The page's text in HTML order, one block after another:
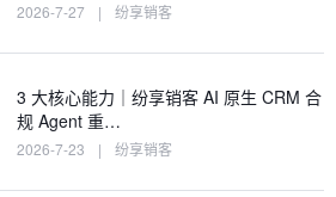
2026-7-27 | 纷享销客
3 大核心能力｜纷享销客 AI 原生 CRM 合
规 Agent 重…
2026-7-23 | 纷享销客